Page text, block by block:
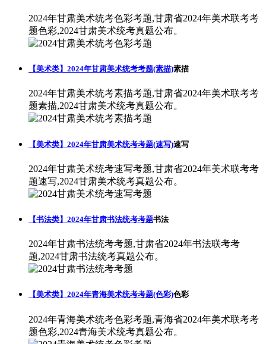
2024年甘肃美术统考色彩考题,甘肃省2024年美术联考考
题色彩,2024甘肃美术统考真题公布。
【美术类】2024年甘肃美术统考考题(素描)素描
2024年甘肃美术统考素描考题,甘肃省2024年美术联考考
题素描,2024甘肃美术统考真题公布。
【美术类】2024年甘肃美术统考考题(速写)速写
2024年甘肃美术统考速写考题,甘肃省2024年美术联考考
题速写,2024甘肃美术统考真题公布。
【书法类】2024年甘肃书法统考考题书法
2024年甘肃书法统考考题,甘肃省2024年书法联考考
题,2024甘肃书法统考真题公布。
【美术类】2024年青海美术统考考题(色彩)色彩
2024年青海美术统考色彩考题,青海省2024年美术联考考
题色彩,2024青海美术统考真题公布。